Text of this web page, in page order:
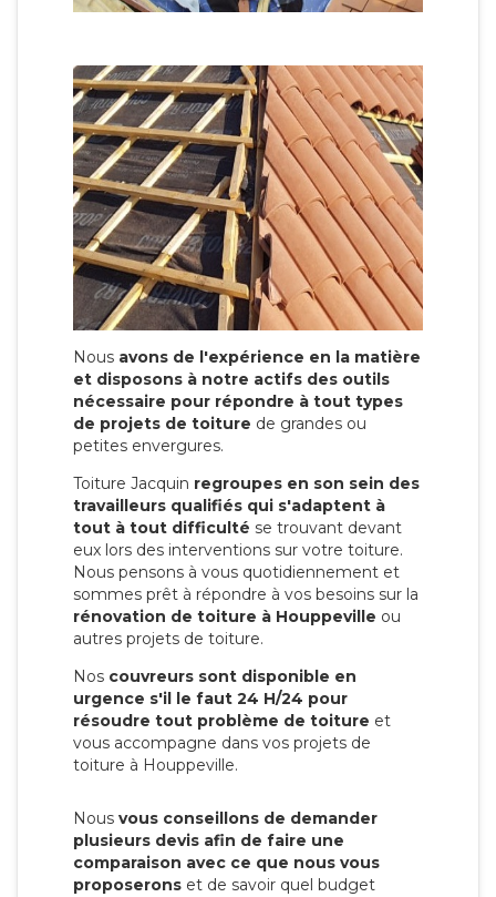
Nous avons de l'expérience en la matière
et disposons à notre actifs des outils
nécessaire pour répondre à tout types
de projets de toiture de grandes ou
petites envergures.
Toiture Jacquin regroupes en son sein des
travailleurs qualifiés qui s'adaptent à
tout à tout difficulté se trouvant devant
eux lors des interventions sur votre toiture.
Nous pensons à vous quotidiennement et
sommes prêt à répondre à vos besoins sur la
rénovation de toiture à Houppeville ou
autres projets de toiture.
Nos couvreurs sont disponible en
urgence s'il le faut 24 H/24 pour
résoudre tout problème de toiture et
vous accompagne dans vos projets de
toiture à Houppeville.
Nous vous conseillons de demander
plusieurs devis afin de faire une
comparaison avec ce que nous vous
proposerons et de savoir quel budget